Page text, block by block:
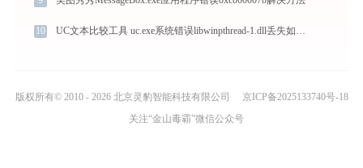
10 UC文本比较工具 uc.exe系统错误libwinpthread-1.dll丢失如何解决
版权所有© 2010 - 2026 北京灵豹智能科技有限公司
京ICP备2025133740号-18
关注“金山毒霸”微信公众号